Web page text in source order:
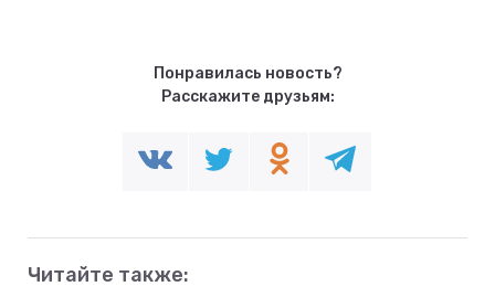
Понравилась новость?
Расскажите друзьям:
Читайте также: